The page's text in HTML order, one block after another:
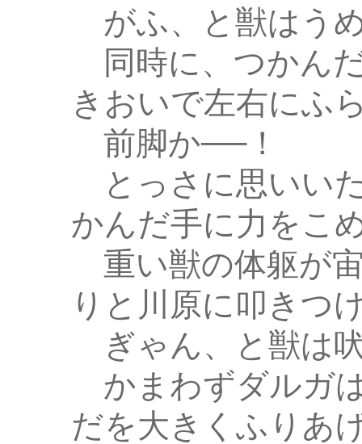
がふ、と獣はう
同時に、つかん
きおいで左右にふ
前脚か──！
とっさに思いい
かんだ手に力をこ
重い獣の体躯が
りと川原に叩きつ
ぎゃん、と獣は
かまわずダルガ
だを大きくふりあ